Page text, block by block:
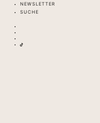
NEWSLETTER
SUCHE